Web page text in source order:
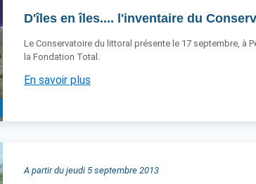
D'îles en îles.... l'inventaire du
Le Conservatoire du littoral présente le 17 septembre, à
la Fondation Total.
En savoir plus
A partir du jeudi 5 septembre 2013